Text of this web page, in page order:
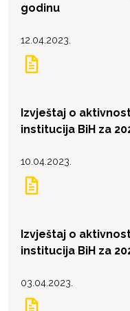
godinu
12.04.2023.
Izvještaj o
institucija BiH za
10.04.2023.
Izvještaj o
institucija BiH za
03.04.2023.